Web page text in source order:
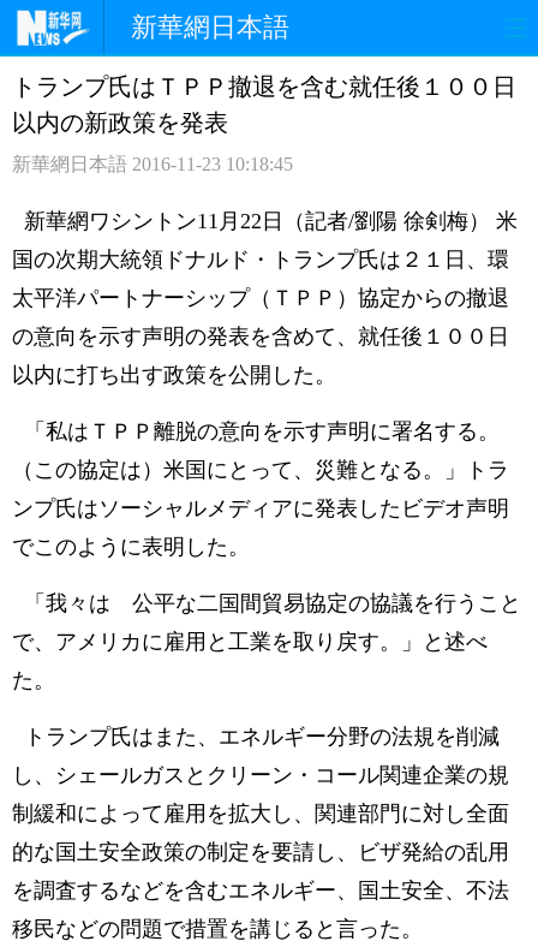
新華網日本語
ホームページ 政治 経済
観光 評論 写真
中日対訳
トランプ氏はＴＰＰ撤退を含む就任後１００日
以内の新政策を発表
新華網日本語 2016-11-23 10:18:45
新華網ワシントン11月22日（記者/劉陽 徐剣梅） 米
国の次期大統領ドナルド・トランプ氏は２１日、環
太平洋パートナーシップ（ＴＰＰ）協定からの撤退
の意向を示す声明の発表を含めて、就任後１００日
以内に打ち出す政策を公開した。
「私はＴＰＰ離脱の意向を示す声明に署名する。
（この協定は）米国にとって、災難となる。」トラ
ンプ氏はソーシャルメディアに発表したビデオ声明
でこのように表明した。
「我々は 公平な二国間貿易協定の協議を行うこと
で、アメリカに雇用と工業を取り戻す。」と述べ
た。
トランプ氏はまた、エネルギー分野の法規を削減
し、シェールガスとクリーン・コール関連企業の規
制緩和によって雇用を拡大し、関連部門に対し全面
的な国土安全政策の制定を要請し、ビザ発給の乱用
を調査するなどを含むエネルギー、国土安全、不法
移民などの問題で措置を講じると言った。